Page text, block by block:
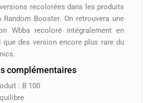
recolorées dans les produits
Booster. On retrouvera une
Wbba recoloré intégralement en
que des version encore plus rare du
complémentaires
: B 100